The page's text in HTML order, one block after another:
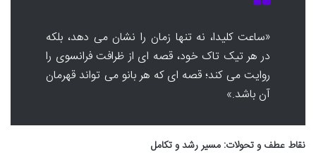
«ساعت کلیدا، نه تنها زمان را نشان می دهد، بلکه
در هر تیک تاک خود، قصه ای از ظرافت فرانسوی را
روایت می کند؛ قصه ای که هر بانو می تواند قهرمان
آن باشد.»
نقاط عطف و تحولات: مسیر رشد و تکامل